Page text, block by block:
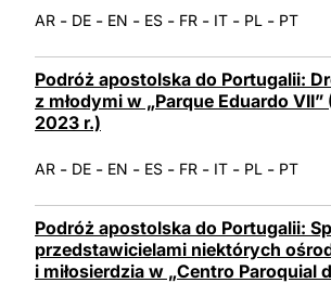
AR - DE - EN - ES - FR - IT - PL - PT
Podróż apostolska do Portugalii:
z młodymi w „Parque Eduardo
2023 r.)
AR - DE - EN - ES - FR - IT - PL - PT
Podróż apostolska do Portugalii:
przedstawicielami niektórych
i miłosierdzia w „Centro Paroquial